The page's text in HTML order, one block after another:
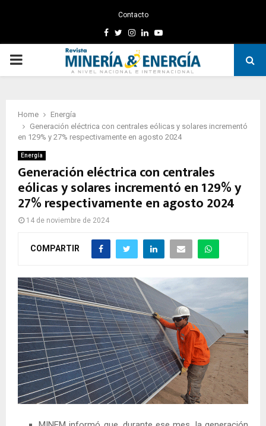
Contacto
Facebook
TwitterInstagram
LinkedinYoutube
PRIMARY
Home
Energía
Generación eléctrica con centrales eólicas y solares incrementó
en 129% y 27% respectivamente en agosto 2024
Energía
Generación eléctrica con centrales
eólicas y solares incrementó en 129% y
27% respectivamente en agosto 2024
14 de noviembre de 2024
COMPARTIR